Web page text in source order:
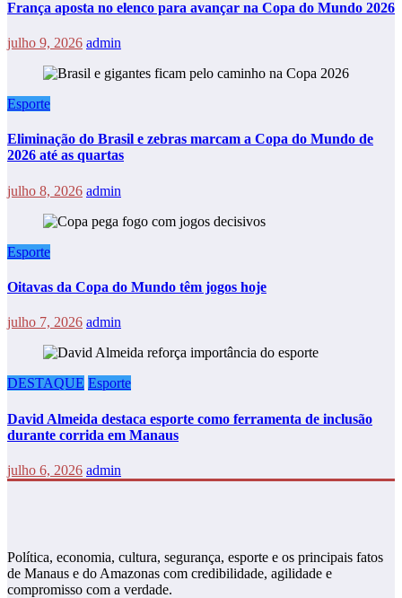
França aposta no elenco para avançar na Copa do Mundo 2026
julho 9, 2026 admin
Esporte
Eliminação do Brasil e zebras marcam a Copa do Mundo de
2026 até as quartas
julho 8, 2026 admin
Esporte
Oitavas da Copa do Mundo têm jogos hoje
julho 7, 2026 admin
DESTAQUE Esporte
David Almeida destaca esporte como ferramenta de inclusão
durante corrida em Manaus
julho 6, 2026 admin
Política, economia, cultura, segurança, esporte e os principais fatos
de Manaus e do Amazonas com credibilidade, agilidade e
compromisso com a verdade.